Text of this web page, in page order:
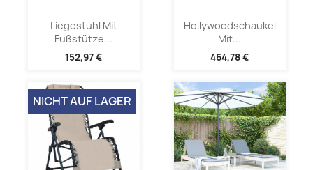
Liegestuhl Mit
Fußstütze...
152,97 €
Hollywoodschaukel
Mit...
464,78 €
NICHT AUF LAGER